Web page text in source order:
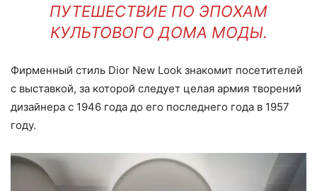
ПУТЕШЕСТВИЕ ПО ЭПОХАМ
КУЛЬТОВОГО ДОМА МОДЫ.
Фирменный стиль Dior New Look знакомит посетителей
с выставкой, за которой следует целая армия творений
дизайнера с 1946 года до его последнего года в 1957
году.